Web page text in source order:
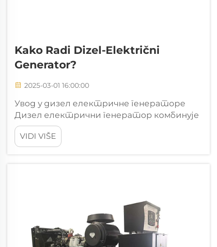
Kako Radi Dizel-Električni
Generator?
2025-03-01 16:00:00
Увод у дизел електричне генераторе
Дизел електрични генератор комбинује
традиционални дизел мотор са
електричним генератором како би се
производила енергија поуздано када је
VIDI VIŠE